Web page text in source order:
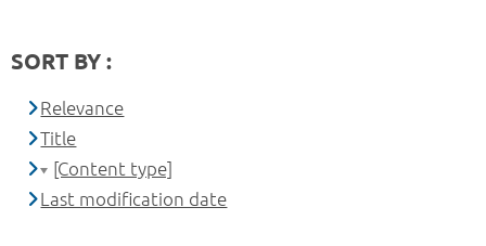
SORT BY :
Relevance
Title
[Content type]
Last modification date